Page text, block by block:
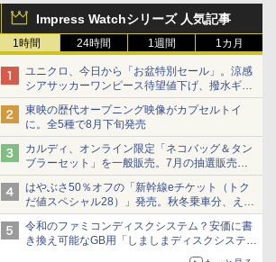
Impress Watchシリーズ 人気記事
1時間 24時間 1週間 1カ月
ユニクロ、今日から「お盆特別セール」。涼感
シアサッカーワンピース待望値下げ、撥水ギア
ショーツは1990円に
東映の歴代オープニング映像がカプセルトイ
に。全5種で8月下旬発売
カルディ、オンライン限定「ネコバッグ＆タン
ブラーセット」を一般販売。7月の抽選販売の
当選無効分
はやぶさ50％オフの「新幹線eチケット（トク
だ値スペシャル28）」発売。秋冬乗車分、えき
ねっと限定
令和のファミコンディスクシステム？安価に書
き換え可能なGB用「しましまディスクシステ